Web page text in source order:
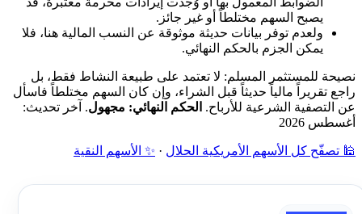
يصبح السهم مختلطاً أو غير جائز.
ولعدم توفر بيانات حديثة موثوقة عن النسب المالية هنا، فلا
يمكن الجزم بالحكم النهائي.
نصيحة للمستثمر المسلم: لا تعتمد على طبيعة النشاط فقط، بل
راجع تقريراً مالياً حديثاً قبل الشراء، وإن كان السهم مختلطاً فاسأل
عن التصفية الشرعية للأرباح. الحكم النهائي: مجهول . آخر تحديث:
أغسطس 2026
🕌 تصفّح كل الأسهم الأمريكية الحلال · ✨ الأسهم النقية